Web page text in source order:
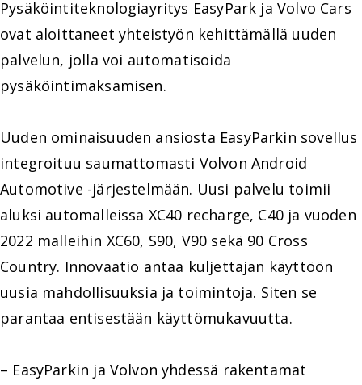
Pysäköintiteknologiayritys EasyPark ja Volvo Cars
ovat aloittaneet yhteistyön kehittämällä uuden
palvelun, jolla voi automatisoida
pysäköintimaksamisen.
Uuden ominaisuuden ansiosta EasyParkin sovellus
integroituu saumattomasti Volvon Android
Automotive -järjestelmään. Uusi palvelu toimii
aluksi automalleissa XC40 recharge, C40 ja vuoden
2022 malleihin XC60, S90, V90 sekä 90 Cross
Country. Innovaatio antaa kuljettajan käyttöön
uusia mahdollisuuksia ja toimintoja. Siten se
parantaa entisestään käyttömukavuutta.
– EasyParkin ja Volvon yhdessä rakentamat